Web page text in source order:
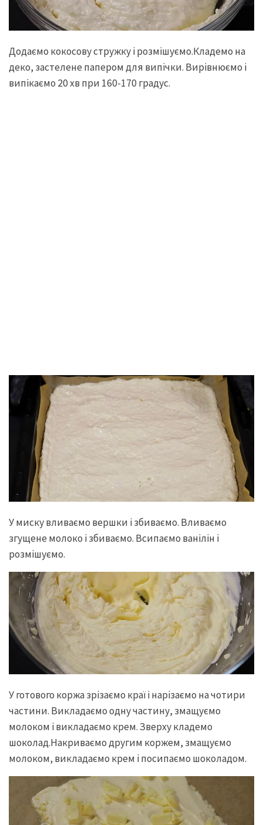
Додаємо кокосову стружку і розмішуємо.Кладемо на
деко, застелене папером для випічки. Вирівнюємо і
випікаємо 20 хв при 160-170 градус.
У миску вливаємо вершки і збиваємо. Вливаємо
згущене молоко і збиваємо. Всипаємо ванілін і
розмішуємо.
У готового коржа зрізаємо краї і нарізаємо на чотири
частини. Викладаємо одну частину, змащуємо
молоком і викладаємо крем. Зверху кладемо
шоколад.Накриваємо другим коржем, змащуємо
молоком, викладаємо крем і посипаємо шоколадом.